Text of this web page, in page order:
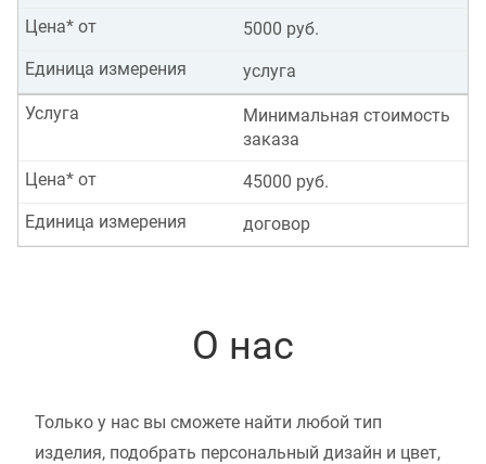
5000 руб.
Цена* от
услуга
Единица измерения
Минимальная стоимость
заказа
Услуга
45000 руб.
Цена* от
договор
Единица измерения
О нас
Только у нас вы сможете найти любой тип
изделия, подобрать персональный дизайн и цвет,